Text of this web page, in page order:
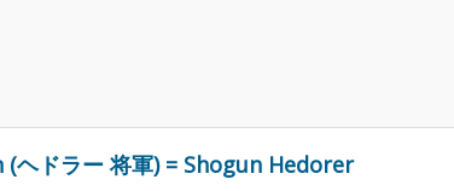
ヘドラー 将軍) = Shogun Hedorer